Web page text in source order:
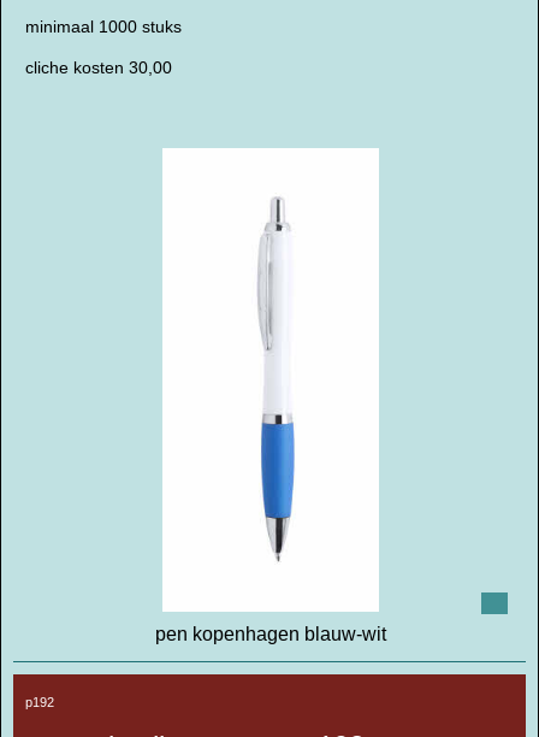
minimaal 1000 stuks
cliche kosten 30,00
pen kopenhagen blauw-wit
p192